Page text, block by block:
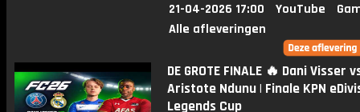
21-04-2026 17:00 YouTube
Alle afleveringen
DE GROTE FINALE 🔥 Dani Visser
Aristote Ndunu | Finale KPN
Legends Cup